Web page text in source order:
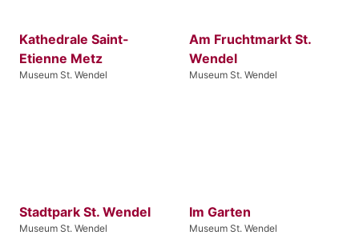
Kathedrale Saint-
Etienne Metz
Museum St. Wendel
Am Fruchtmarkt St.
Wendel
Museum St. Wendel
Stadtpark St. Wendel
Museum St. Wendel
Im Garten
Museum St. Wendel